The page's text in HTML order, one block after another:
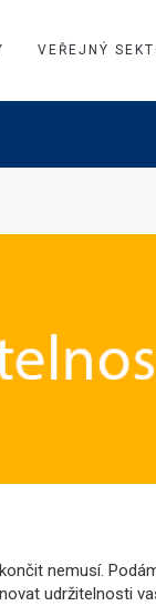
VEŘEJNÝ
nemusí.
udržitelnosti